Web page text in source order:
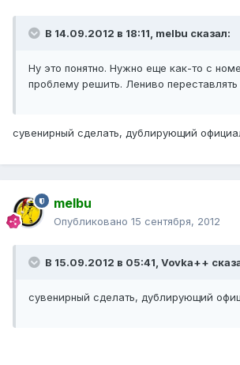
В 14.09.2012 в 18:11, melbu сказал:
Ну это понятно. Нужно еще как-то с
проблему решить. Лениво
сувенирный сделать, дублирующий
melbu
Опубликовано 15 сентября, 2012
В 15.09.2012 в 05:41, Vovka++
сувенирный сделать, дублирующий